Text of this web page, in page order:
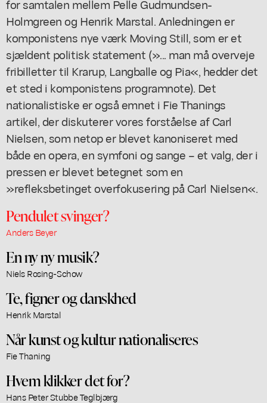
for samtalen mellem Pelle Gudmundsen-
Holmgreen og Henrik Marstal. Anledningen er
komponistens nye værk Moving Still, som er et
sjældent politisk statement (»... man må overveje
fribilletter til Krarup, Langballe og Pia«, hedder det
et sted i komponistens programnote). Det
nationalistiske er også emnet i Fie Thanings
artikel, der diskuterer vores forståelse af Carl
Nielsen, som netop er blevet kanoniseret med
både en opera, en symfoni og sange – et valg, der i
pressen er blevet betegnet som en
»refleksbetinget overfokusering på Carl Nielsen«.
Pendulet svinger?
Anders Beyer
En ny ny musik?
Niels Rosing-Schow
Te, figner og danskhed
Henrik Marstal
Når kunst og kultur nationaliseres
Fie Thaning
Hvem klikker det for?
Hans Peter Stubbe Teglbjærg